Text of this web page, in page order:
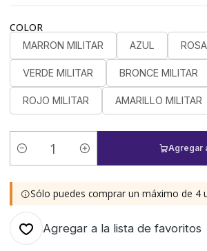
COLOR
MARRON MILITAR AZUL
VERDE MILITAR BRONCE MILITAR
ROJO MILITAR AMARILLO MILITAR
Cantidad
Agregar
Sólo puedes comprar un máximo de 4
Agregar a la lista de favoritos